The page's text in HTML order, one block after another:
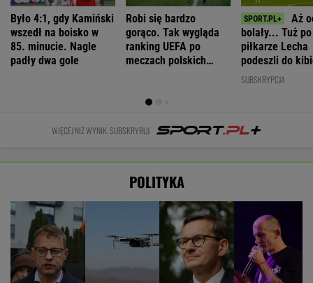
Było 4:1, gdy Kamiński
wszedł na boisko w
85. minucie. Nagle
padły dwa gole
Robi się bardzo
gorąco. Tak wygląda
ranking UEFA po
meczach polskich
Aż
bolały... Tuż
piłkarze Lecha
podeszli do
"Słuchajcie!"
SUBSKRYPCJA
WIĘCEJ NIŻ WYNIK. SUBSKRYBUJ
POLITYKA